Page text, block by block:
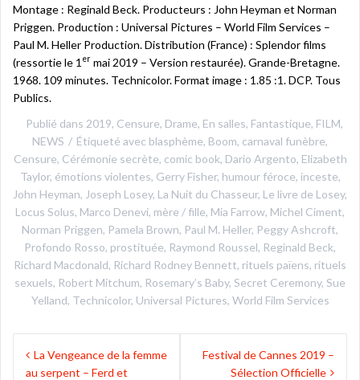
Montage : Reginald Beck. Producteurs : John Heyman et Norman
Priggen. Production : Universal Pictures – World Film Services –
Paul M. Heller Production. Distribution (France) : Splendor films
(ressortie le 1 er mai 2019 – Version restaurée). Grande-Bretagne.
1968. 109 minutes. Technicolor. Format image : 1.85 :1. DCP. Tous
Publics.
Publié dans 2019, Censure, Drame, En salles, Fantastique, FILM,
NEWS
Étiqueté avec blasphème, Boom, carnaval funèbre,
Censure, Cérémonie secrète, comic book, Dario Argento, Elizabeth
Taylor, émotions violentes, Gerry Fisher, humour féroce, inceste,
John Heyman, Joseph Losey, La Nuit du Chasseur, Le livre de Losey,
Locus Solus, Marco Denevi, mère / fille, Mia Farrow, Michel Ciment,
Norman Priggen, Pamela Brown, Paul M. Heller, Peggy Ashcroft,
Profondo Rosso, prostituée, Raymond Roussel, Reginald Beck,
Richard Macdonald, Richard Rodney Bennett, rituels païens, rituels
sexuels, Robert Mitchum, Rosemary’s Baby, Secret Ceremony, Sue
Yelland, Technicolor, Universal Pictures, World Film Services
Navigation
de La Vengeance de la femme
au serpent – Ferd et
Festival de Cannes 2019 –
Sélection Officielle